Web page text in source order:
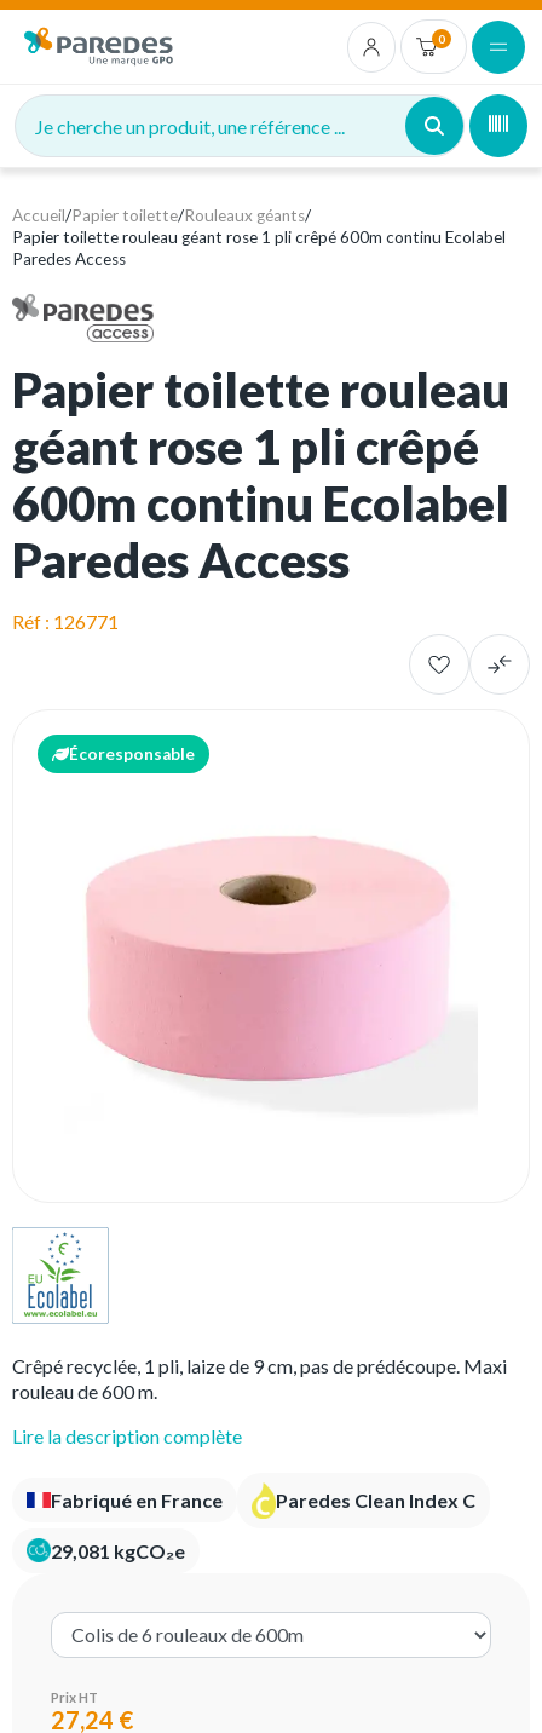
0
Je cherche un produit, une référence ...
Accueil/Papier toilette/Rouleaux géants/
Papier toilette rouleau géant rose 1 pli crêpé 600m continu Ecolabel
Paredes Access
Papier toilette rouleau
géant rose 1 pli crêpé
600m continu Ecolabel
Paredes Access
Réf : 126771
Écoresponsable
Crêpé recyclée, 1 pli, laize de 9 cm, pas de prédécoupe. Maxi
rouleau de 600 m.
Lire la description complète
Fabriqué en France Paredes Clean Index C
29,081 kgCO₂e
Prix HT
27,24 €